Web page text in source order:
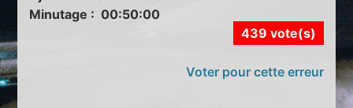
Minutage : 00:50:00
439 vote(s)
Voter pour cette erreur